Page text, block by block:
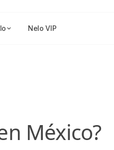
Nelo VIP
México?